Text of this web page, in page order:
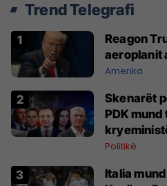
Trend Telegrafi
Reagon
aeroplanit
Amerika
Skenarët
PDK
Politikë
Italia